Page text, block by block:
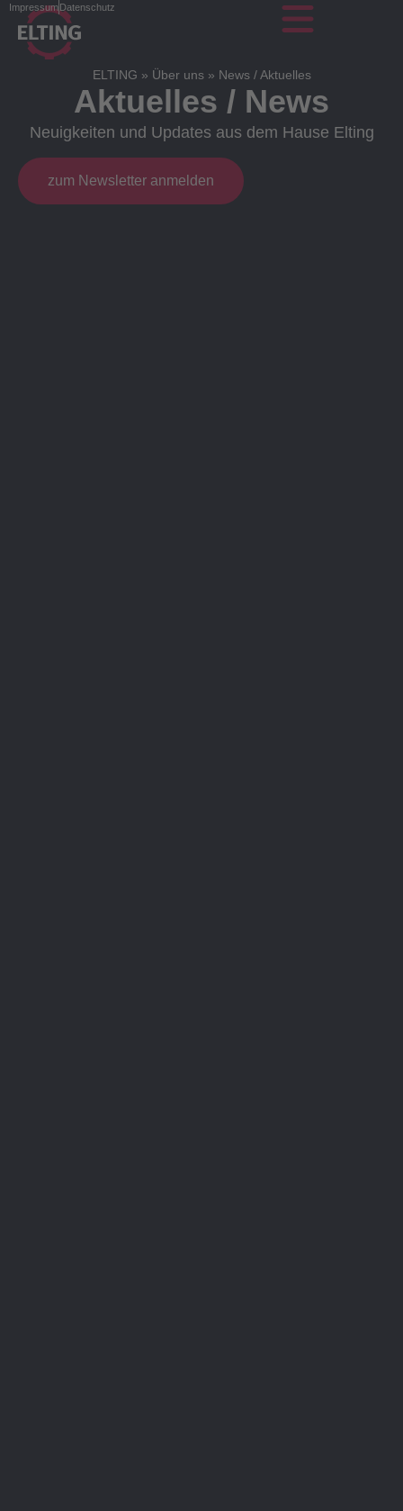
ImpressumDatenschutz
ELTING » Über uns» News / Aktuelles
Aktuelles / News
Neuigkeiten und Updates aus dem Hause Elting
zum Newsletter anmelden